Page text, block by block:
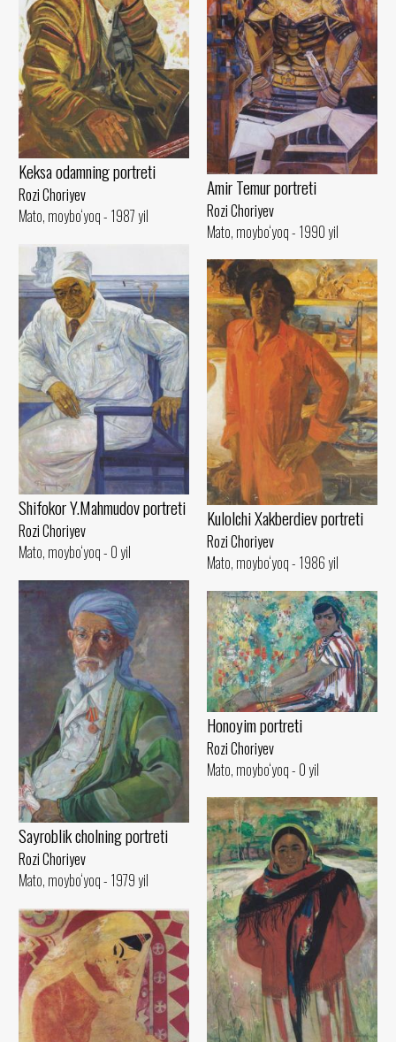
Keksa odamning portreti
Rozi Choriyev
Mato, moybo‘yoq - 1987 yil
Amir Temur portreti
Rozi Choriyev
Mato, moybo‘yoq - 1990 yil
Shifokor Y.Mahmudov portreti
Rozi Choriyev
Mato, moybo‘yoq - 0 yil
Kulolchi Xakberdiev portreti
Rozi Choriyev
Mato, moybo‘yoq - 1986 yil
Sayroblik cholning portreti
Rozi Choriyev
Mato, moybo‘yoq - 1979 yil
Honoyim portreti
Rozi Choriyev
Mato, moybo‘yoq - 0 yil